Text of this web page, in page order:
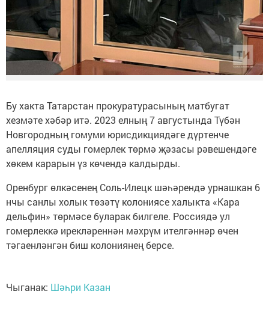
Бу хакта Татарстан прокуратурасының матбугат
хезмәте хәбәр итә. 2023 елның 7 августында Түбән
Новгородның гомуми юрисдикциядәге дүртенче
апелляция суды гомерлек төрмә җәзасы рәвешендәге
хөкем карарын үз көчендә калдырды.
Оренбург өлкәсенең Соль-Илецк шәһәрендә урнашкан 6
нчы санлы холык төзәтү колониясе халыкта «Кара
дельфин» төрмәсе буларак билгеле. Россиядә ул
гомерлеккә ирекләреннән мәхрүм ителгәннәр өчен
тәгаенләнгән биш колониянең берсе.
Чыганак: Шәһри Казан